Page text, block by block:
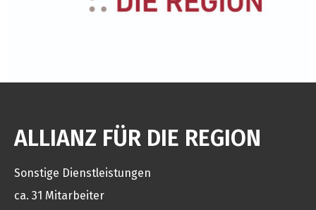
ALLIANZ FÜR DIE REGION
Sonstige Dienstleistungen
ca. 31 Mitarbeiter